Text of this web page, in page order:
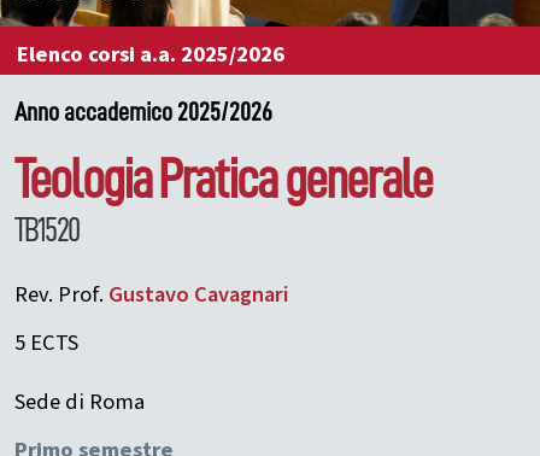
Elenco corsi a.a. 2025/2026
Anno accademico 2025/2026
Teologia Pratica generale
TB1520
Rev. Prof. Gustavo Cavagnari
5 ECTS
Sede di Roma